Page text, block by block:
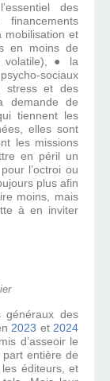
des
mobilisation et
en moins de
volatile), ● la
sociaux
stress et des
demande de
tiennent les
elles sont
les missions
en péril un
l’octroi ou
plus afin
moins, mais
à en inviter
généraux des
2023 et 2024
d’asseoir le
entière de
éditeurs, et